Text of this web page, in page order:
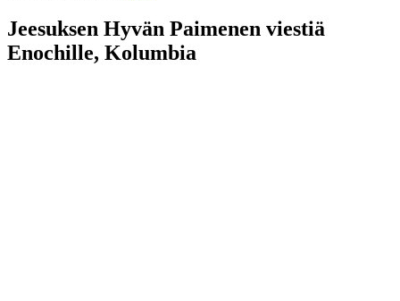
Jeesuksen Hyvän Paimenen viestiä
Enochille, Kolumbia